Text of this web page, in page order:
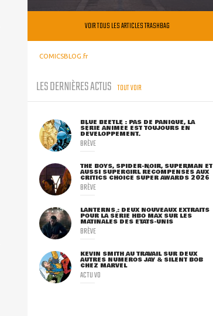
VOIR TOUS LES ARTICLES TRASHBAG
COMICSBLOG.fr
LES DERNIÈRES ACTUS TOUT VOIR
BLUE BEETLE : PAS DE PANIQUE, LA
SÉRIE ANIMÉE EST TOUJOURS EN
DÉVELOPPEMENT.
BRÈVE
THE BOYS, SPIDER-NOIR, SUPERMAN ET
AUSSI SUPERGIRL RÉCOMPENSÉS AUX
CRITICS CHOICE SUPER AWARDS 2026
BRÈVE
LANTERNS : DEUX NOUVEAUX EXTRAITS
POUR LA SÉRIE HBO MAX SUR LES
MATINALES DES ETATS-UNIS
BRÈVE
KEVIN SMITH AU TRAVAIL SUR DEUX
AUTRES NUMÉROS JAY & SILENT BOB
CHEZ MARVEL
ACTU VO